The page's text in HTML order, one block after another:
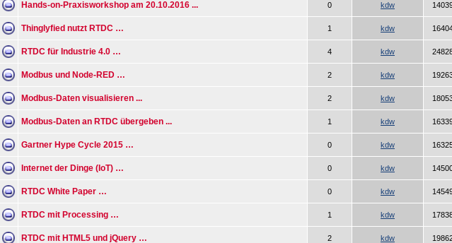
Hands-on-Praxisworkshop am 20.10.2016 ... 0 kdw
Thinglyfied nutzt RTDC … 1 kdw
RTDC für Industrie 4.0 … 4 kdw
Modbus und Node-RED … 2 kdw
Modbus-Daten visualisieren ... 2 kdw
Modbus-Daten an RTDC übergeben ... 1 kdw
Gartner Hype Cycle 2015 … 0 kdw
Internet der Dinge (IoT) … 0 kdw
RTDC White Paper … 0 kdw
RTDC mit Processing … 1 kdw
RTDC mit HTML5 und jQuery … 2 kdw